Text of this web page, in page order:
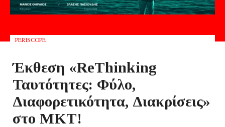
PERISCOPE
Έκθεση «ReThinking
Ταυτότητες: Φύλο,
Διαφορετικότητα, Διακρίσεις»
στο ΜΚΤ!